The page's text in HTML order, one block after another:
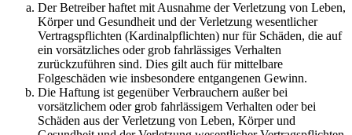
Der Betreiber haftet mit Ausnahme der Verletzung von Leben,
Körper und Gesundheit und der Verletzung wesentlicher
Vertragspflichten (Kardinalpflichten) nur für Schäden, die auf
ein vorsätzliches oder grob fahrlässiges Verhalten
zurückzuführen sind. Dies gilt auch für mittelbare
Folgeschäden wie insbesondere entgangenen Gewinn.
Die Haftung ist gegenüber Verbrauchern außer bei
vorsätzlichem oder grob fahrlässigem Verhalten oder bei
Schäden aus der Verletzung von Leben, Körper und